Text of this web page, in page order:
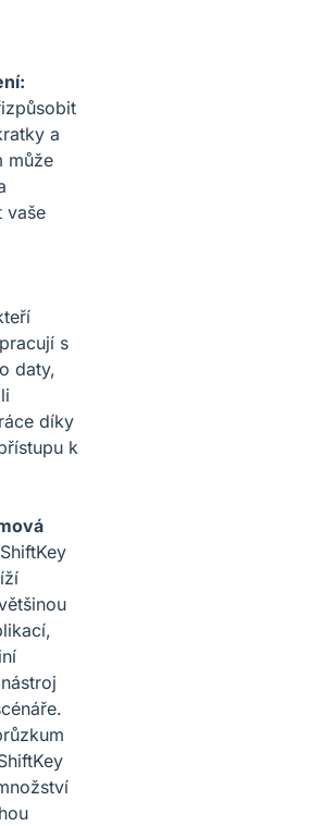
a
může
vaše
s
daty,
díky
k
ShiftKey